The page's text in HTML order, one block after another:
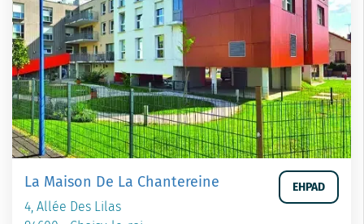
La Maison De La Chantereine
4, Allée Des Lilas
EHPAD